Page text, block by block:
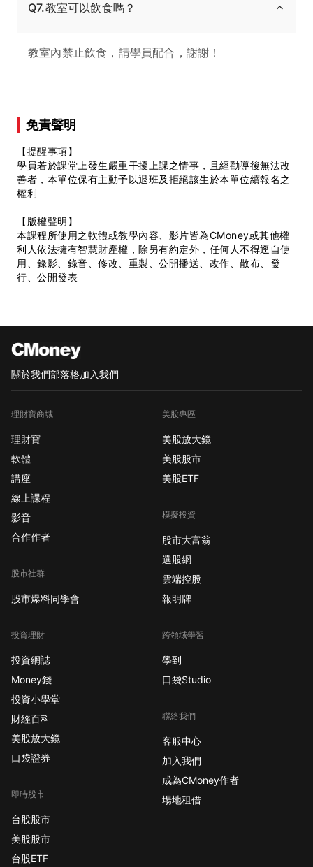
Q7.教室可以飲食嗎？
教室內禁止飲食，請學員配合，謝謝！
免責聲明
【提醒事項】
學員若於課堂上發生嚴重干擾上課之情事，且經勸導後無法改
善者，本單位保有主動予以退班及拒絕該生於本單位續報名之
權利
【版權聲明】
本課程所使用之軟體或教學內容、影片皆為CMoney或其他權
利人依法擁有智慧財產權，除另有約定外，任何人不得逕自使
用、錄影、錄音、修改、重製、公開播送、改作、散布、發
行、公開發表
關於我們部落格加入我們
理財寶商城
理財寶
軟體
講座
線上課程
影音
合作作者
股市社群
股市爆料同學會
投資理財
投資網誌
Money錢
投資小學堂
財經百科
美股放大鏡
口袋證券
即時股市
台股股市
美股股市
台股ETF
美股專區
美股放大鏡
美股股市
美股ETF
模擬投資
股市大富翁
選股網
雲端控股
報明牌
跨領域學習
學到
口袋Studio
聯絡我們
客服中心
加入我們
成為CMoney作者
場地租借